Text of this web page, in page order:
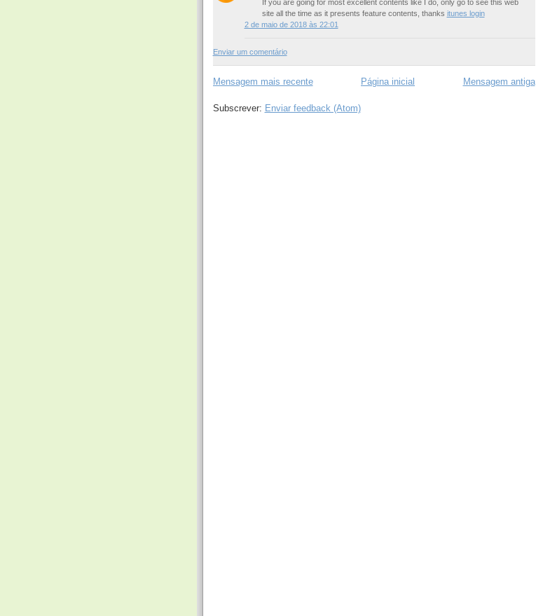
If you are going for most excellent contents like I do, only go to see this web
site all the time as it presents feature contents, thanks itunes login
2 de maio de 2018 às 22:01
Enviar um comentário
Mensagem mais recente Mensagem antiga
Página inicial
Subscrever: Enviar feedback (Atom)